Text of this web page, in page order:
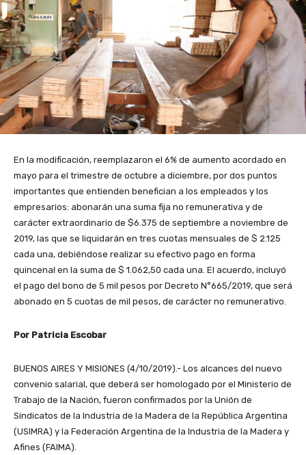
En la modificación, reemplazaron el 6% de aumento acordado en
mayo para el trimestre de octubre a diciembre, por dos puntos
importantes que entienden benefician a los empleados y los
empresarios: abonarán una suma fija no remunerativa y de
carácter extraordinario de $6.375 de septiembre a noviembre de
2019, las que se liquidarán en tres cuotas mensuales de $ 2.125
cada una, debiéndose realizar su efectivo pago en forma
quincenal en la suma de $ 1.062,50 cada una. El acuerdo, incluyó
el pago del bono de 5 mil pesos por Decreto N°665/2019, que será
abonado en 5 cuotas de mil pesos, de carácter no remunerativo.
Por Patricia Escobar
BUENOS AIRES Y MISIONES (4/10/2019).- Los alcances del nuevo
convenio salarial, que deberá ser homologado por el Ministerio de
Trabajo de la Nación, fueron confirmados por la Unión de
Sindicatos de la Industria de la Madera de la República Argentina
(USIMRA) y la Federación Argentina de la Industria de la Madera y
Afines (FAIMA).